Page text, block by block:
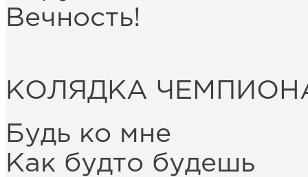
Вечность!
КОЛЯДКА
Будь ко мне
Как будто будешь